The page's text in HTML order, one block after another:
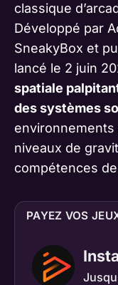
classique
Développé par
SneakyBox et
lancé le 2 juin
spatiale
des systèmes
niveaux de
compétences
PAYEZ VOS